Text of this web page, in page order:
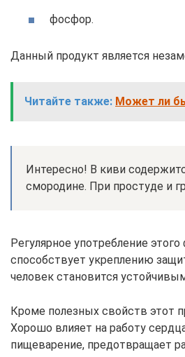
фосфор.
Данный продукт является
Читайте также: Может ли
Интересно! В киви
смородине. При простуде и
Регулярное употребление
способствует укреплению
человек становится
Кроме полезных свойств этот
Хорошо влияет на работу
пищеварение, предотвращает